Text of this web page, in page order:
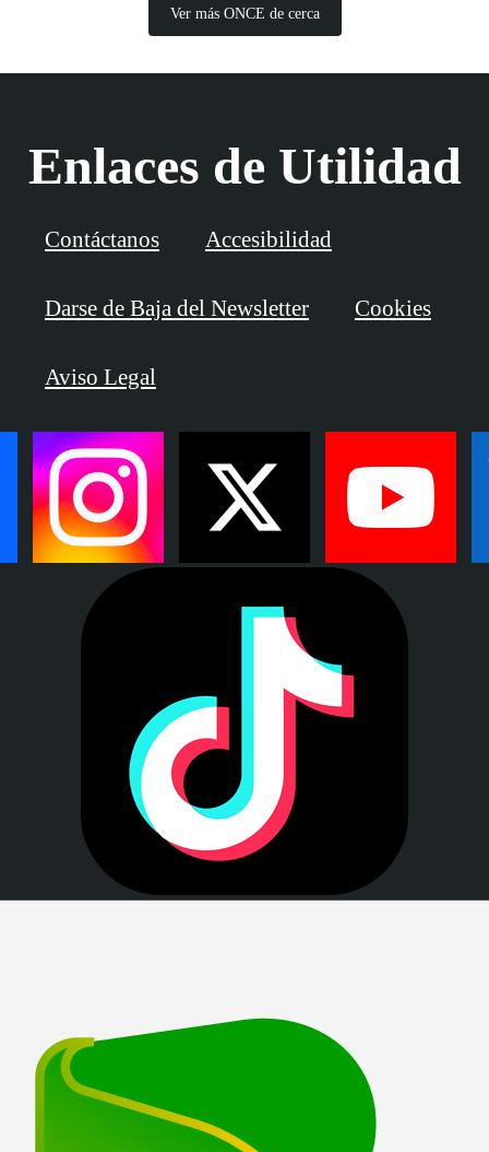
Ver más ONCE de cerca
Enlaces de Utilidad
Contáctanos Accesibilidad
Darse de Baja del Newsletter Cookies
Aviso Legal